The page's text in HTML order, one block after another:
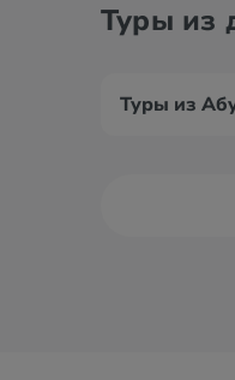
Туры из
Туры из